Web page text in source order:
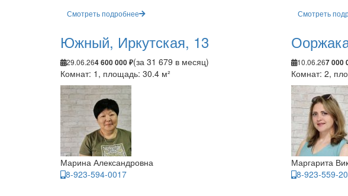
Смотреть подробнее
Южный, Иркутская, 13
29.06.264 600 000 ₽(за 31 679 в месяц)
Комнат: 1, площадь: 30.4 м²
Марина Александровна
8-923-594-0017
Смотреть
10.06.267 000
Комнат: 2,
Маргарита
8-923-559-